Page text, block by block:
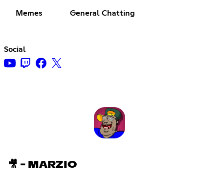
Memes General Chatting
Social
🎥 - MARZIO